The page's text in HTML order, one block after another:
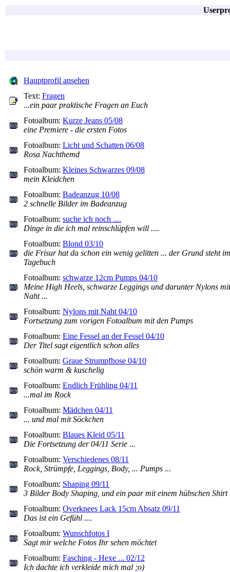
Hauptprofil ansehen
Text: Fragen
...ein paar praktische Fragen an Euch
Fotoalbum: Kurze Jeans 05/08
eine Premiere - die ersten Fotos
Fotoalbum: Licht und Schatten 06/08
Rosa Nachthemd
Fotoalbum: Kleines Schwarzes 09/08
mein Kleidchen
Fotoalbum: Badeanzug 10/08
2 schnelle Bilder im Badeanzug
Fotoalbum: suche ich noch ....
Dinge in die ich mal reinschlüpfen will ....
Fotoalbum: Blond 03/10
die Frisur hat da schon ein wenig gelitten ... der Grund steht im
Tagebuch
Fotoalbum: schwarze 12cm Pumps 04/10
Meine High Heels, schwarze Leggings und darunter Nylons mit
Naht ...
Fotoalbum: Nylons mit Naht 04/10
Fortsetzung zum vorigen Fotoalbum mit den Pumps
Fotoalbum: Eine Fessel an der Fessel 04/10
Der Titel sagt eigentlich schon alles
Fotoalbum: Graue Strumpfhose 04/10
schön warm & kuschelig
Fotoalbum: Endlich Frühling 04/11
...mal im Rock
Fotoalbum: Mädchen 04/11
... und mal mit Söckchen
Fotoalbum: Blaues Kleid 05/11
Die Fortsetzung der 04/11 Serie ...
Fotoalbum: Verschiedenes 08/11
Rock, Strümpfe, Leggings, Body, ... Pumps ...
Fotoalbum: Shaping 09/11
3 Bilder Body Shaping, und ein paar mit einem hübschen Shirt
Fotoalbum: Overknees Lack 15cm Absatz 09/11
Das ist ein Gefühl ....
Fotoalbum: Wunschfotos I
Sagt mir welche Fotos Ihr sehen möchtet
Fotoalbum: Fasching - Hexe ... 02/12
Ich dachte ich verkleide mich mal ;o)